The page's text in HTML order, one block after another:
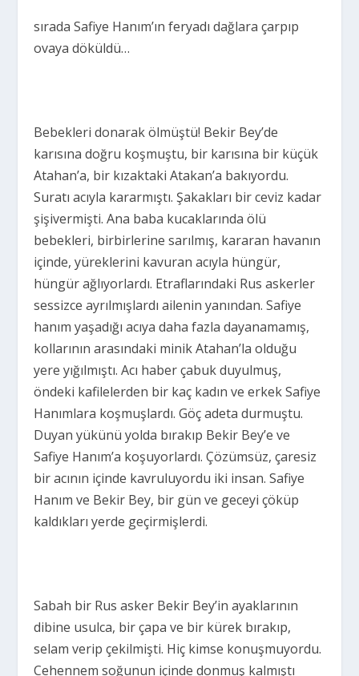
sırada Safiye Hanım’ın feryadı dağlara çarpıp
ovaya döküldü…
Bebekleri donarak ölmüştü! Bekir Bey’de
karısına doğru koşmuştu, bir karısına bir küçük
Atahan’a, bir kızaktaki Atakan’a bakıyordu.
Suratı acıyla kararmıştı. Şakakları bir ceviz kadar
şişivermişti. Ana baba kucaklarında ölü
bebekleri, birbirlerine sarılmış, kararan havanın
içinde, yüreklerini kavuran acıyla hüngür,
hüngür ağlıyorlardı. Etraflarındaki Rus askerler
sessizce ayrılmışlardı ailenin yanından. Safiye
hanım yaşadığı acıya daha fazla dayanamamış,
kollarının arasındaki minik Atahan’la olduğu
yere yığılmıştı. Acı haber çabuk duyulmuş,
öndeki kafilelerden bir kaç kadın ve erkek Safiye
Hanımlara koşmuşlardı. Göç adeta durmuştu.
Duyan yükünü yolda bırakıp Bekir Bey’e ve
Safiye Hanım’a koşuyorlardı. Çözümsüz, çaresiz
bir acının içinde kavruluyordu iki insan. Safiye
Hanım ve Bekir Bey, bir gün ve geceyi çöküp
kaldıkları yerde geçirmişlerdi.
Sabah bir Rus asker Bekir Bey’in ayaklarının
dibine usulca, bir çapa ve bir kürek bırakıp,
selam verip çekilmişti. Hiç kimse konuşmuyordu.
Cehennem soğunun içinde donmuş kalmıştı